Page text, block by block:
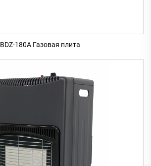
BDZ-180A Газовая плита